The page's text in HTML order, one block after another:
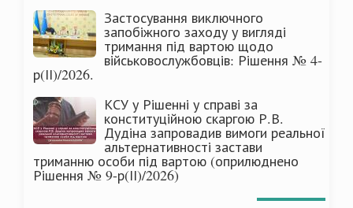
Застосування виключного
запобіжного заходу у вигляді
тримання під вартою щодо
військовослужбовців: Рішення № 4-
р(ІІ)/2026.
КСУ у Рішенні у справі за
конституційною скаргою Р.В.
Дудіна запровадив вимоги реальної
альтернативності застави
триманню особи під вартою (оприлюднено
Рішення № 9-р(ІІ)/2026)